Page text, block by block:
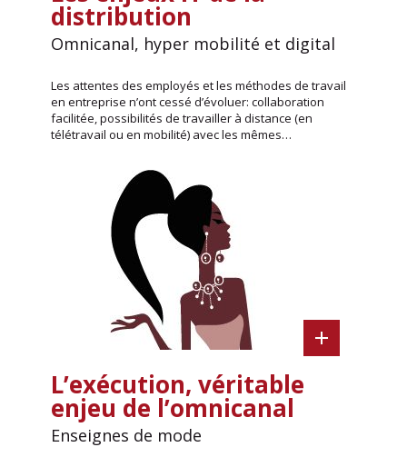
distribution
Omnicanal, hyper mobilité et digital
Les attentes des employés et les méthodes de travail
en entreprise n’ont cessé d’évoluer: collaboration
facilitée, possibilités de travailler à distance (en
télétravail ou en mobilité) avec les mêmes…
L’exécution, véritable
enjeu de l’omnicanal
Enseignes de mode